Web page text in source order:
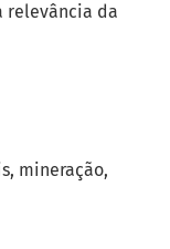
mineração
relevância da